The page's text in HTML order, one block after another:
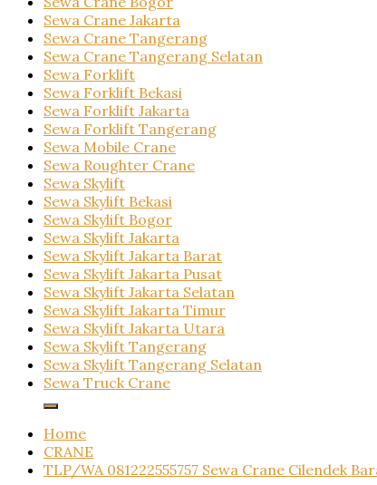
Sewa Crane Jakarta
Sewa Crane Tangerang
Sewa Crane Tangerang Selatan
Sewa Forklift
Sewa Forklift Bekasi
Sewa Forklift Jakarta
Sewa Forklift Tangerang
Sewa Mobile Crane
Sewa Roughter Crane
Sewa Skylift
Sewa Skylift Bekasi
Sewa Skylift Bogor
Sewa Skylift Jakarta
Sewa Skylift Jakarta Barat
Sewa Skylift Jakarta Pusat
Sewa Skylift Jakarta Selatan
Sewa Skylift Jakarta Timur
Sewa Skylift Jakarta Utara
Sewa Skylift Tangerang
Sewa Skylift Tangerang Selatan
Sewa Truck Crane
Home
CRANE
TLP/WA 081222555757 Sewa Crane Cilendek